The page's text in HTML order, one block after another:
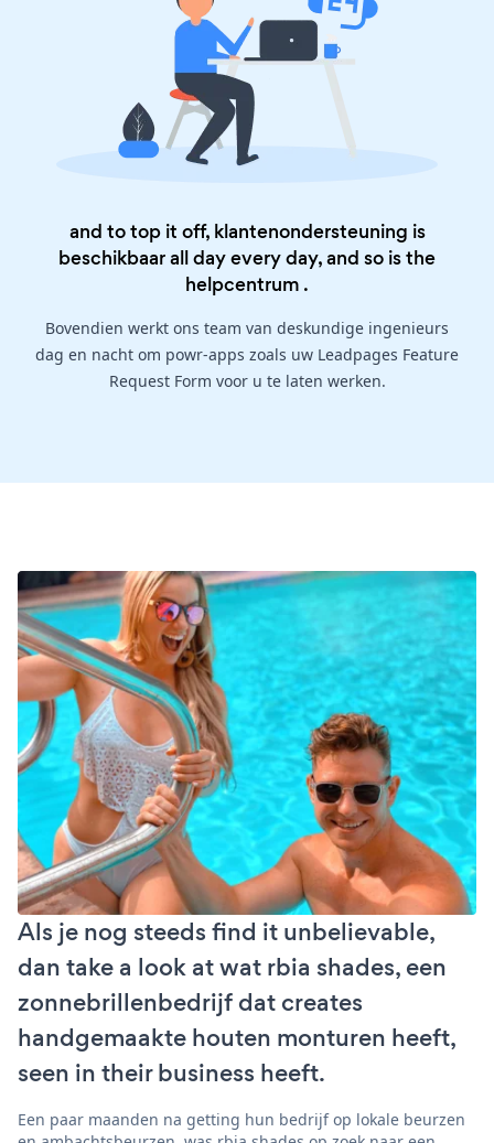
and to top it off, klantenondersteuning is
beschikbaar all day every day, and so is the
helpcentrum .
Bovendien werkt ons team van deskundige ingenieurs
dag en nacht om powr-apps zoals uw Leadpages Feature
Request Form voor u te laten werken.
Als je nog steeds find it unbelievable,
dan take a look at wat rbia shades, een
zonnebrillenbedrijf dat creates
handgemaakte houten monturen heeft,
seen in their business heeft.
Een paar maanden na getting hun bedrijf op lokale beurzen